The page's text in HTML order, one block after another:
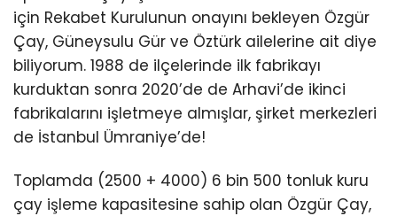
için Rekabet Kurulunun onayını bekleyen Özgür
Çay, Güneysulu Gür ve Öztürk ailelerine ait diye
biliyorum. 1988 de ilçelerinde ilk fabrikayı
kurduktan sonra 2020’de de Arhavi’de ikinci
fabrikalarını işletmeye almışlar, şirket merkezleri
de İstanbul Ümraniye’de!
Toplamda (2500 + 4000) 6 bin 500 tonluk kuru
çay işleme kapasitesine sahip olan Özgür Çay,